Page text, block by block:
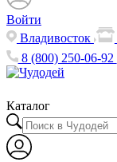
Войти
Владивосток
8 (800) 250-06-92
Каталог